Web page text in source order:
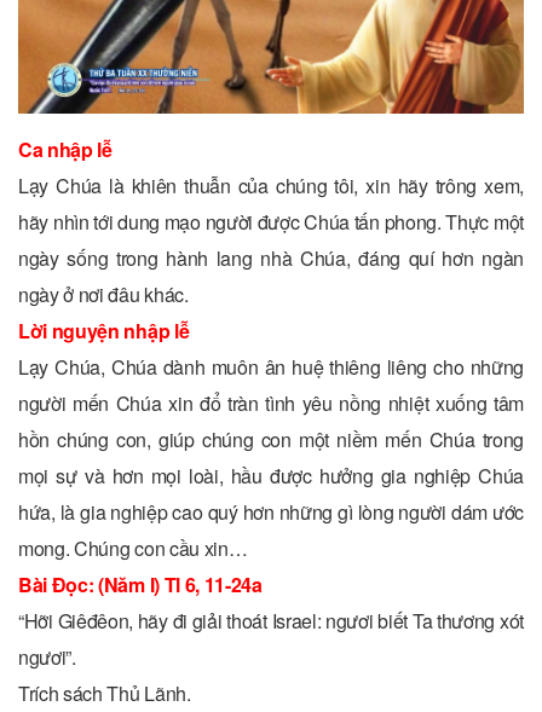
Ca nhập lễ
Lạy Chúa là khiên thuẫn của chúng tôi, xin hãy trông xem,
hãy nhìn tới dung mạo người được Chúa tấn phong. Thực một
ngày sống trong hành lang nhà Chúa, đáng quí hơn ngàn
ngày ở nơi đâu khác.
Lời nguyện nhập lễ
Lạy Chúa, Chúa dành muôn ân huệ thiêng liêng cho những
người mến Chúa xin đổ tràn tình yêu nồng nhiệt xuống tâm
hồn chúng con, giúp chúng con một niềm mến Chúa trong
mọi sự và hơn mọi loài, hầu được hưởng gia nghiệp Chúa
hứa, là gia nghiệp cao quý hơn những gì lòng người dám ước
mong. Chúng con cầu xin…
Bài Ðọc: (Năm I) Tl 6, 11-24a
“Hỡi Giêđêon, hãy đi giải thoát Israel: ngươi biết Ta thương xót
ngươi”.
Trích sách Thủ Lãnh.